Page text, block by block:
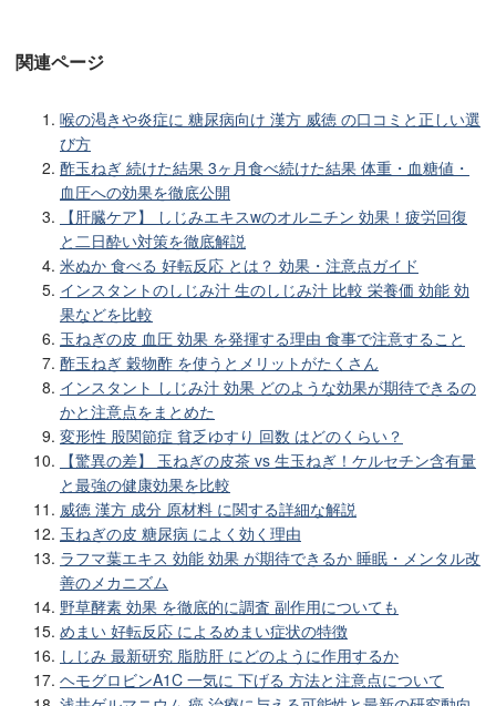
関連ページ
喉の渇きや炎症に 糖尿病向け 漢方 威徳 の口コミと正しい選
び方
酢玉ねぎ 続けた結果 3ヶ月食べ続けた結果 体重・血糖値・
血圧への効果を徹底公開
【肝臓ケア】 しじみエキスwのオルニチン 効果！疲労回復
と二日酔い対策を徹底解説
米ぬか 食べる 好転反応 とは？ 効果・注意点ガイド
インスタントのしじみ汁 生のしじみ汁 比較 栄養価 効能 効
果などを比較
玉ねぎの皮 血圧 効果 を発揮する理由 食事で注意すること
酢玉ねぎ 穀物酢 を使うとメリットがたくさん
インスタント しじみ汁 効果 どのような効果が期待できるの
かと注意点をまとめた
変形性 股関節症 貧乏ゆすり 回数 はどのくらい？
【驚異の差】 玉ねぎの皮茶 vs 生玉ねぎ！ケルセチン含有量
と最強の健康効果を比較
威徳 漢方 成分 原材料 に関する詳細な解説
玉ねぎの皮 糖尿病 によく効く理由
ラフマ葉エキス 効能 効果 が期待できるか 睡眠・メンタル改
善のメカニズム
野草酵素 効果 を徹底的に調査 副作用についても
めまい 好転反応 によるめまい症状の特徴
しじみ 最新研究 脂肪肝 にどのように作用するか
ヘモグロビンA1C 一気に 下げる 方法と注意点について